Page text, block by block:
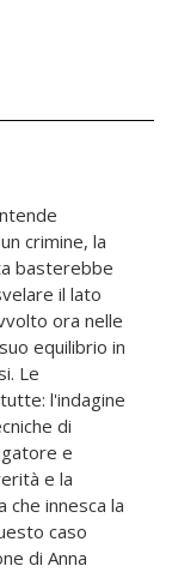
crimine, la
basterebbe
il lato
ora nelle
equilibrio in
Le
l'indagine
di
e
e la
che innesca la
caso
di Anna